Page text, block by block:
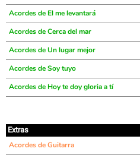
Acordes de El me levantará
Acordes de Cerca del mar
Acordes de Un lugar mejor
Acordes de Soy tuyo
Acordes de Hoy te doy gloria a tí
Extras
Acordes de Guitarra